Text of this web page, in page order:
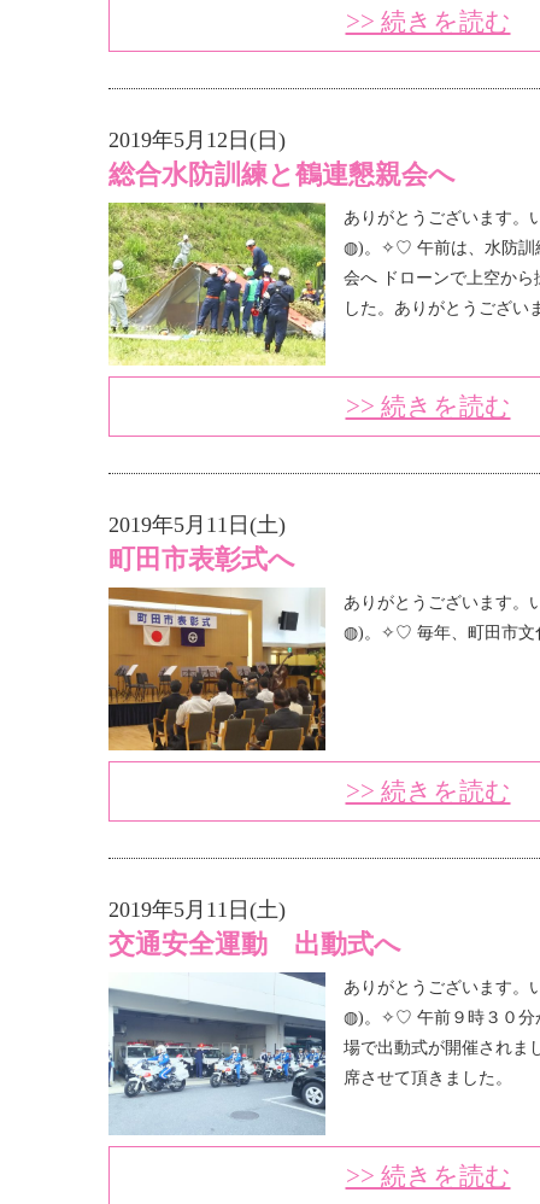
>> 続きを読む
2019年5月12日(日)
総合水防訓練と鶴連懇親会へ
ありがとうございます
◍)。✧♡ 午前は、水防訓
会へ ドローンで上空か
した。ありがとうござい
>> 続きを読む
2019年5月11日(土)
町田市表彰式へ
ありがとうございます
◍)。✧♡ 毎年、町田市文
>> 続きを読む
2019年5月11日(土)
交通安全運動 出動式へ
ありがとうございます
◍)。✧♡ 午前９時３０分
場で出動式が開催されま
席させて頂きました。
>> 続きを読む